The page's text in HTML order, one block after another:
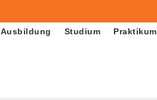
Ausbildung Studium Praktikum